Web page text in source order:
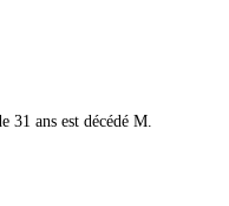
31 ans est décédé M.